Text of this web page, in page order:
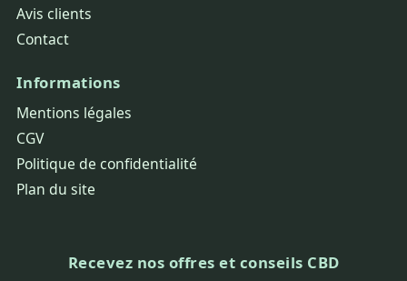
Avis clients
Contact
Informations
Mentions légales
CGV
Politique de confidentialité
Plan du site
Recevez nos offres et conseils CBD